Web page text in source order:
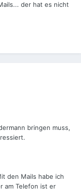
der hat es nicht
bringen muss,
den Mails habe ich
am Telefon ist er